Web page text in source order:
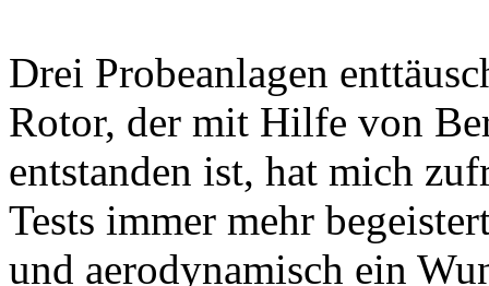
Drei Probeanlagen
Rotor, der mit Hilfe von
entstanden ist, hat mich
Tests immer mehr
und aerodynamisch ein